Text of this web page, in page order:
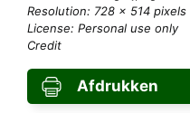
Resolution: 728 × 514 pixels
License: Personal use only
Credit
Afdrukken